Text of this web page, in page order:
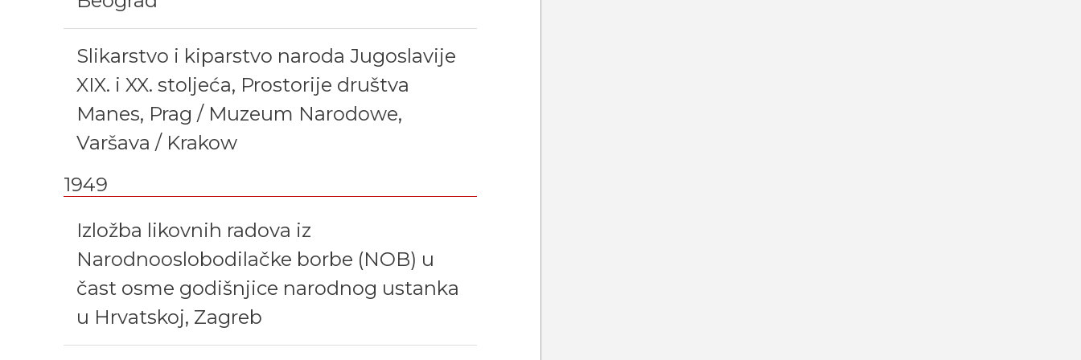
Slikarstvo i kiparstvo naroda Jugoslavije
XIX. i XX. stoljeća, Prostorije društva
Manes, Prag / Muzeum Narodowe,
Varšava / Krakow
1949
Izložba likovnih radova iz
Narodnooslobodilačke borbe (NOB) u
čast osme godišnjice narodnog ustanka
u Hrvatskoj, Zagreb